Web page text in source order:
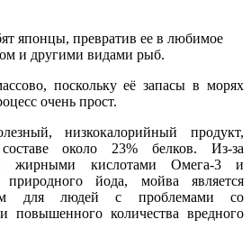
японцы, превратив ее в любимое
и другими видами рыб.
поскольку её запасы в морях
очень прост.
низкокалорийный продукт,
около 23% белков. Из-за
жирными кислотами Омега-3 и
природного йода, мойва является
для людей с проблемами со
повышенного количества вредного